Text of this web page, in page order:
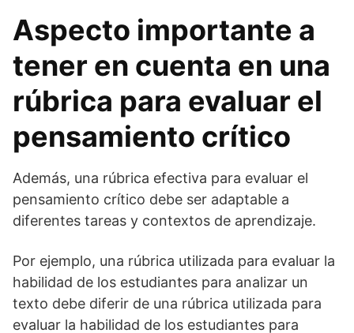
Aspecto importante a
tener en cuenta en una
rúbrica para evaluar el
pensamiento crítico
Además, una rúbrica efectiva para evaluar el
pensamiento crítico debe ser adaptable a
diferentes tareas y contextos de aprendizaje.
Por ejemplo, una rúbrica utilizada para evaluar la
habilidad de los estudiantes para analizar un
texto debe diferir de una rúbrica utilizada para
evaluar la habilidad de los estudiantes para